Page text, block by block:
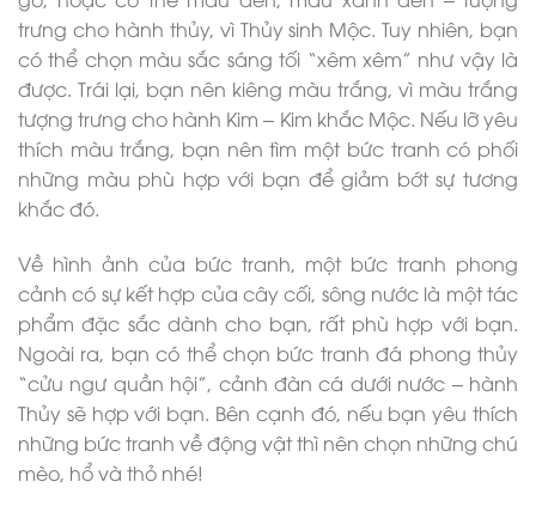
trưng cho hành thủy, vì Thủy sinh Mộc. Tuy nhiên, bạn
có thể chọn màu sắc sáng tối “xêm xêm” như vậy là
được. Trái lại, bạn nên kiêng màu trắng, vì màu trắng
tượng trưng cho hành Kim – Kim khắc Mộc. Nếu lỡ yêu
thích màu trắng, bạn nên tìm một bức tranh có phối
những màu phù hợp với bạn để giảm bớt sự tương
khắc đó.
Về hình ảnh của bức tranh, một bức tranh phong
cảnh có sự kết hợp của cây cối, sông nước là một tác
phẩm đặc sắc dành cho bạn, rất phù hợp với bạn.
Ngoài ra, bạn có thể chọn bức tranh đá phong thủy
“cửu ngư quần hội”, cảnh đàn cá dưới nước – hành
Thủy sẽ hợp với bạn. Bên cạnh đó, nếu bạn yêu thích
những bức tranh về động vật thì nên chọn những chú
mèo, hổ và thỏ nhé!